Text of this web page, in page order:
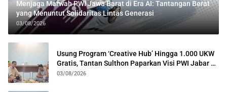
Menjaga Marwah PWI Jawa Barat di Era AI: Tantangan Berat
yang Menuntut Solidaritas Lintas Generasi
03/08/2026
Usung Program ‘Creative Hub’ Hingga 1.000 UKW
Gratis, Tantan Sulthon Paparkan Visi PWI Jabar di
Kota Bogor
03/08/2026